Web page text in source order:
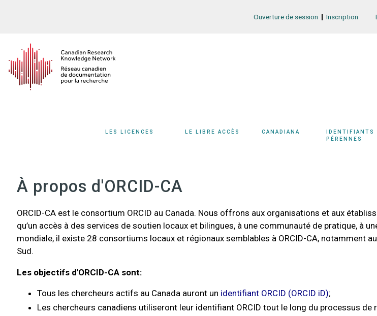
principal
Ouverture de session Inscription
LES LICENCES LE LIBRE ACCÈS CANADIANA
IDENTIFIANTS
PÉRENNES
À propos d'ORCID-CA
ORCID-CA est le consortium ORCID au Canada. Nous offrons aux organisations et aux
qu’un accès à des services de soutien locaux et bilingues, à une communauté de pratique, à
mondiale, il existe 28 consortiums locaux et régionaux semblables à ORCID-CA, notamment
Sud.
Les objectifs d'ORCID-CA sont:
Tous les chercheurs actifs au Canada auront un identifiant ORCID (ORCID iD);
Les chercheurs canadiens utiliseront leur identifiant ORCID tout le long du processus de